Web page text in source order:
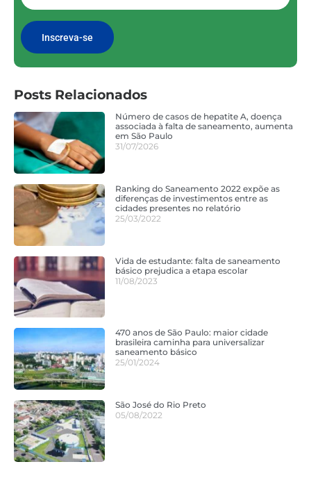
Inscreva-se
Posts Relacionados
Número de casos de hepatite A, doença
associada à falta de saneamento, aumenta
em São Paulo
31/07/2026
Ranking do Saneamento 2022 expõe as
diferenças de investimentos entre as
cidades presentes no relatório
25/03/2022
Vida de estudante: falta de saneamento
básico prejudica a etapa escolar
11/08/2023
470 anos de São Paulo: maior cidade
brasileira caminha para universalizar
saneamento básico
25/01/2024
São José do Rio Preto
05/08/2022